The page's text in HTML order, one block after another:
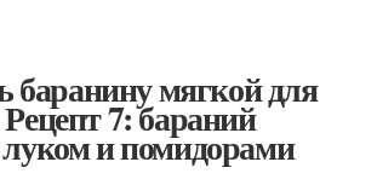
баранину мягкой для
7: бараний
и помидорами